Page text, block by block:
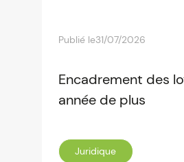
Publié le31/07/2026
Encadrement des
année de plus
Juridique